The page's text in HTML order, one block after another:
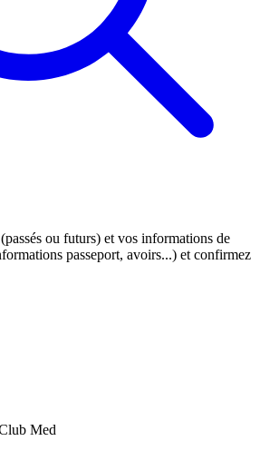
ou futurs) et vos informations de
passeport, avoirs...) et confirmez
Med